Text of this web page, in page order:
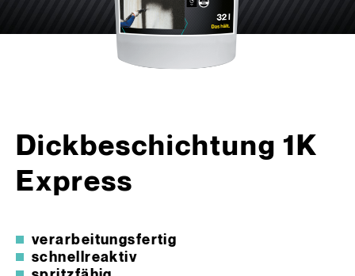
Dick­beschichtung 1K
Express
verarbeitungsfertig
schnellreaktiv